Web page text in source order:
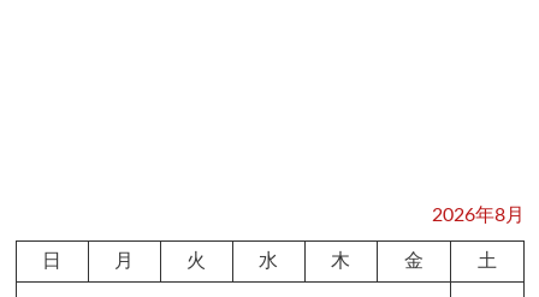
2026年8月
日 月 火 水 木 金 土